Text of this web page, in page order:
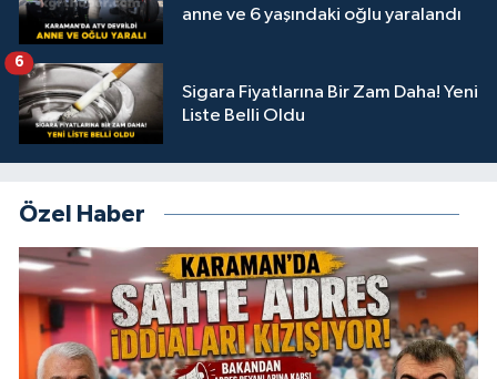
anne ve 6 yaşındaki oğlu yaralandı
Sigara Fiyatlarına Bir Zam Daha! Yeni
Liste Belli Oldu
6
Özel Haber